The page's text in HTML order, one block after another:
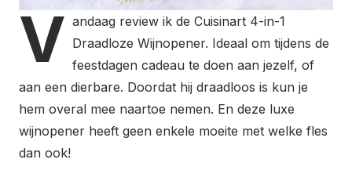
V andaag review ik de Cuisinart 4-in-1
Draadloze Wijnopener. Ideaal om tijdens de
feestdagen cadeau te doen aan jezelf, of
aan een dierbare. Doordat hij draadloos is kun je
hem overal mee naartoe nemen. En deze luxe
wijnopener heeft geen enkele moeite met welke fles
dan ook!